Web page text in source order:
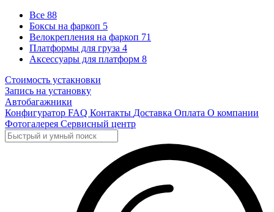
Все 88
Боксы на фаркоп 5
Велокрепления на фаркоп 71
Платформы для груза 4
Аксессуары для платформ 8
Стоимость устакновки
Запись на установку
Автобагажники
Конфигуратор FAQ Контакты Доставка Оплата О компании
Фотогалерея Сервисный центр